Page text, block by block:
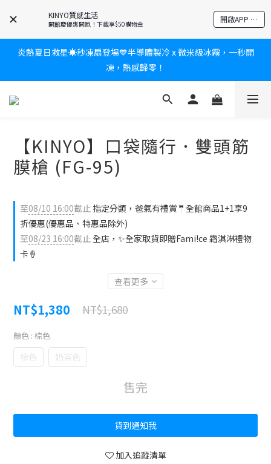
KINYO質感生活
開館慶優惠開跑！下載享$50購物金 開啟APP 享隱藏優惠
新會員送$100購物金✨再享消費回饋無極限
爸氣有禮賞🎁全館任2件9折✨刮鬍刀、按摩家電、電動牙刷、藍芽
耳機🎀給爸爸一個驚喜大禮包
炎熱夏日救星☀️秒凍扇登場💙半導體製冷 x 微米級冰霧，一秒開
凍，熱感歸零！
新會員送$100購物金✨再享消費回饋無極限
【KINYO】口袋隨行．雙頭筋
膜槍 (FG-95)
至08/10 16:00截止 指定分類，爸氣有禮賞🤵全館商品1+1享9
折優惠(優惠品、特惠品除外)
至08/23 16:00截止全店，✨全家取貨即贈Fami!ce 霜淇淋禮物
卡🍦
查看更多
NT$1,380 NT$1,680
顏色 : 棕色
棕色 奶茶色
售完
貨到通知我
加入追蹤清單